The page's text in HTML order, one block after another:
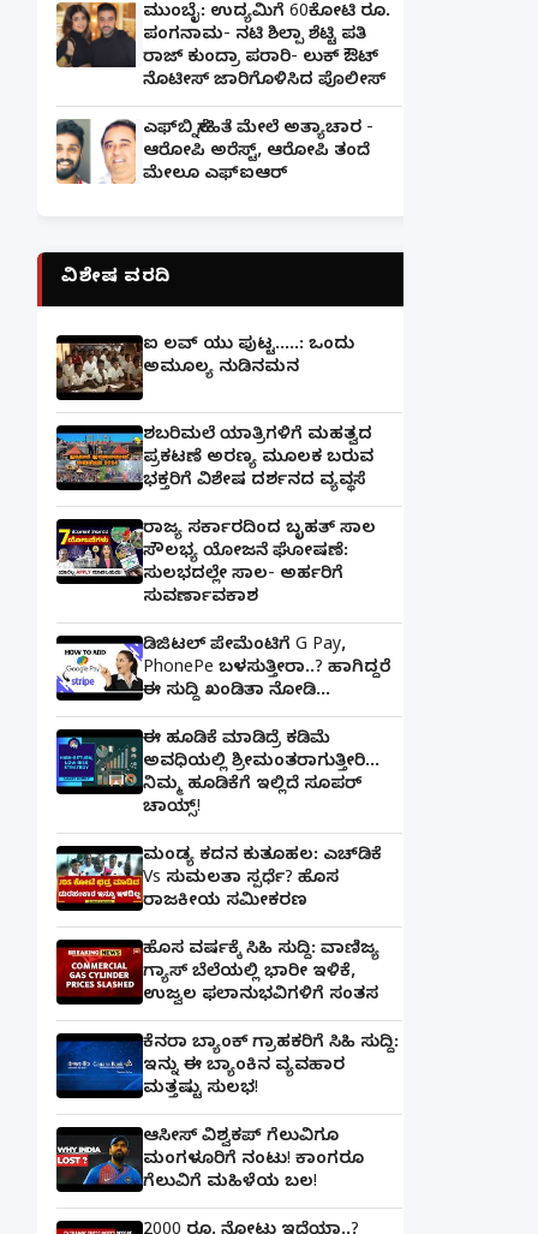
ಮುಂಬೈ: ಉದ್ಯಮಿಗೆ 60ಕೋಟಿ ರೂ.
ಪಂಗನಾಮ- ನಟಿ ಶಿಲ್ಪಾ ಶೆಟ್ಟಿ ಪತಿ
ರಾಜ್ ಕುಂದ್ರಾ ಪರಾರಿ- ಲುಕ್ ಔಟ್
ನೊಟೀಸ್ ಜಾರಿಗೊಳಿಸಿದ ಪೊಲೀಸ್
ಎಫ್‌ಬಿ ಸ್ನೇಹಿತೆ ಮೇಲೆ ಅತ್ಯಾಚಾರ -
ಆರೋಪಿ ಅರೆಸ್ಟ್, ಆರೋಪಿ ತಂದೆ
ಮೇಲೂ ಎಫ್ಐಆರ್
ವಿಶೇಷ ವರದಿ
ಐ ಲವ್ ಯು ಪುಟ್ಟ.....: ಒಂದು
ಅಮೂಲ್ಯ ನುಡಿನಮನ
ಶಬರಿಮಲೆ ಯಾತ್ರಿಗಳಿಗೆ ಮಹತ್ವದ
ಪ್ರಕಟಣೆ ಅರಣ್ಯ ಮೂಲಕ ಬರುವ
ಭಕ್ತರಿಗೆ ವಿಶೇಷ ದರ್ಶನದ ವ್ಯವಸ್ಥೆ
ರಾಜ್ಯ ಸರ್ಕಾರದಿಂದ ಬೃಹತ್ ಸಾಲ
ಸೌಲಭ್ಯ ಯೋಜನೆ ಘೋಷಣೆ:
ಸುಲಭದಲ್ಲೇ ಸಾಲ- ಅರ್ಹರಿಗೆ
ಸುವರ್ಣಾವಕಾಶ
ಡಿಜಿಟಲ್ ಪೇಮೆಂಟಿಗೆ G Pay,
PhonePe ಬಳಸುತ್ತೀರಾ..? ಹಾಗಿದ್ದರೆ
ಈ ಸುದ್ದಿ ಖಂಡಿತಾ ನೋಡಿ...
ಈ ಹೂಡಿಕೆ ಮಾಡಿದ್ರೆ ಕಡಿಮೆ
ಅವಧಿಯಲ್ಲಿ ಶ್ರೀಮಂತರಾಗುತ್ತೀರಿ...
ನಿಮ್ಮ ಹೂಡಿಕೆಗೆ ಇಲ್ಲಿದೆ ಸೂಪರ್
ಚಾಯ್ಸ್‌!
ಮಂಡ್ಯ ಕದನ ಕುತೂಹಲ: ಎಚ್‌ಡಿಕೆ
Vs ಸುಮಲತಾ ಸ್ಪರ್ಧೆ? ಹೊಸ
ರಾಜಕೀಯ ಸಮೀಕರಣ
ಹೊಸ ವರ್ಷಕ್ಕೆ ಸಿಹಿ ಸುದ್ದಿ: ವಾಣಿಜ್ಯ
ಗ್ಯಾಸ್‌ ಬೆಲೆಯಲ್ಲಿ ಭಾರೀ ಇಳಿಕೆ,
ಉಜ್ವಲ ಫಲಾನುಭವಿಗಳಿಗೆ ಸಂತಸ
ಕೆನರಾ ಬ್ಯಾಂಕ್‌ ಗ್ರಾಹಕರಿಗೆ ಸಿಹಿ ಸುದ್ದಿ:
ಇನ್ನು ಈ ಬ್ಯಾಂಕಿನ ವ್ಯವಹಾರ
ಮತ್ತಷ್ಟು ಸುಲಭ!
ಆಸೀಸ್ ವಿಶ್ವಕಪ್ ಗೆಲುವಿಗೂ
ಮಂಗಳೂರಿಗೆ ನಂಟು! ಕಾಂಗರೂ
ಗೆಲುವಿಗೆ ಮಹಿಳೆಯ ಬಲ!